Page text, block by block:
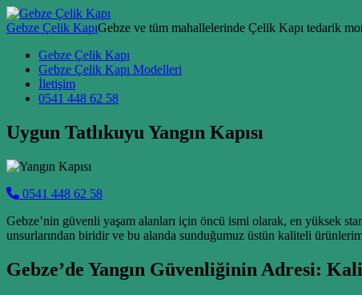
Skip to content
Gebze Çelik KapıGebze ve tüm mahallelerinde Çelik Kapı tedarik
Main Navigation
Gebze Çelik Kapı
Gebze Çelik Kapı Modelleri
İletişim
0541 448 62 58
Uygun Tatlıkuyu Yangın Kapısı
0541 448 62 58
Gebze’nin güvenli yaşam alanları için öncü ismi olarak, en yüksek
unsurlarından biridir ve bu alanda sunduğumuz üstün kaliteli
Gebze’de Yangın Güvenliğinin Adresi: